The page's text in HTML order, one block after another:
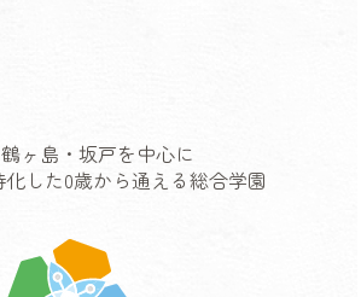
ヶ島・坂戸を中心に
した0歳から通える総合学園